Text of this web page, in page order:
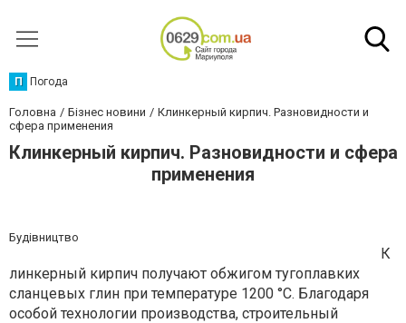
П Погода
Головна Бізнес новини
Клинкерный кирпич. Разновидности и
сфера применения
Клинкерный кирпич. Разновидности и сфера
применения
Будівництво
К
линкерный кирпич получают обжигом тугоплавких
сланцевых глин при температуре 1200 °С. Благодаря
особой технологии производства, строительный